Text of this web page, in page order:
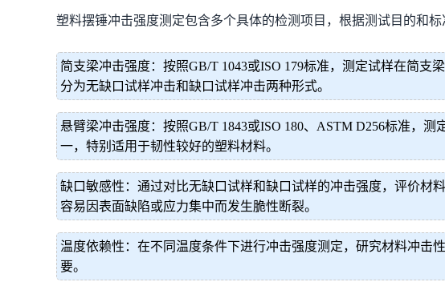
塑料摆锤冲击强度测定包含多个具体的检测项目，根据测试目的和
简支梁冲击强度：按照GB/T 1043或ISO 179标准，测定试样在简
分为无缺口试样冲击和缺口试样冲击两种形式。
悬臂梁冲击强度：按照GB/T 1843或ISO 180、ASTM D256标准，
一，特别适用于韧性较好的塑料材料。
缺口敏感性：通过对比无缺口试样和缺口试样的冲击强度，评价材
容易因表面缺陷或应力集中而发生脆性断裂。
温度依赖性：在不同温度条件下进行冲击强度测定，研究材料冲击
要。